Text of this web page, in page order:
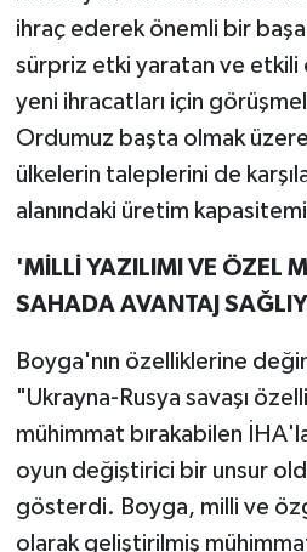
ihraç ederek önemli bir
sürpriz etki yaratan ve etkili
yeni ihracatları için
Ordumuz başta olmak
ülkelerin taleplerini de
alanındaki üretim
'MİLLİ YAZILIMI VE ÖZEL
SAHADA AVANTAJ
Boyga'nın özelliklerine
"Ukrayna-Rusya savaşı
mühimmat bırakabilen
oyun değiştirici bir unsur
gösterdi. Boyga, milli ve
olarak geliştirilmiş